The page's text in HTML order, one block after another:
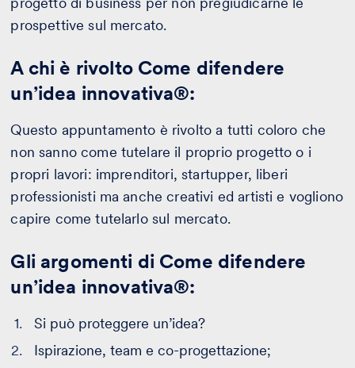
prospettive sul mercato.
A chi è rivolto Come difendere
un’idea innovativa®:
Questo appuntamento è rivolto a tutti coloro che
non sanno come tutelare il proprio progetto o i
propri lavori: imprenditori, startupper, liberi
professionisti ma anche creativi ed artisti e vogliono
capire come tutelarlo sul mercato.
Gli argomenti di Come difendere
un’idea innovativa®:
Si può proteggere un’idea?
Ispirazione, team e co-progettazione;